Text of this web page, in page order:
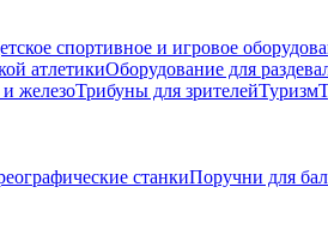
спортивное и игровое
атлетикиОборудование для
железоТрибуны для зрителейТуризм
станкиПоручни для